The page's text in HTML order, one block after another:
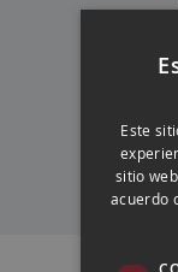
Este
sitio
acuerdo